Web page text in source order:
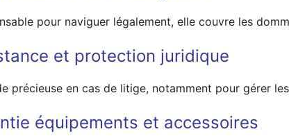
pour naviguer légalement, elle couvre les
et protection juridique
précieuse en cas de litige, notamment pour gérer
équipements et accessoires